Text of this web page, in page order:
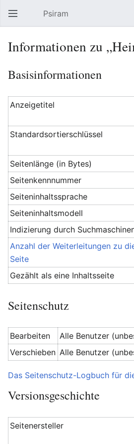
Hauptmenü öffnen Psiram
Informationen zu
Basisinformationen
Anzeigetitel
Standardsortierschlüssel
Seitenlänge (in Bytes)
Seitenkennnummer
Seiteninhaltssprache
Seiteninhaltsmodell
Indizierung durch
Anzahl der Weiterleitungen zu
Seite
Gezählt als eine Inhaltsseite
Seitenschutz
Bearbeiten
Alle Benutzer
Verschieben Alle Benutzer
Das Seitenschutz-Logbuch für
Versionsgeschichte
Seitenersteller